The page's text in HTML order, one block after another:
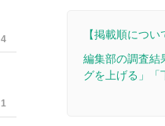
4
1
【掲載順につい
編集部の調査結
グを上げる」「